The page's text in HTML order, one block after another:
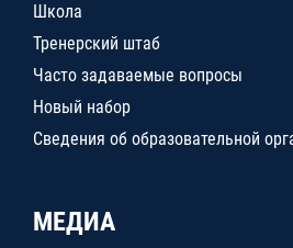
Школа
Тренерский штаб
Часто задаваемые вопросы
Новый набор
Сведения об образовательной
МЕДИА